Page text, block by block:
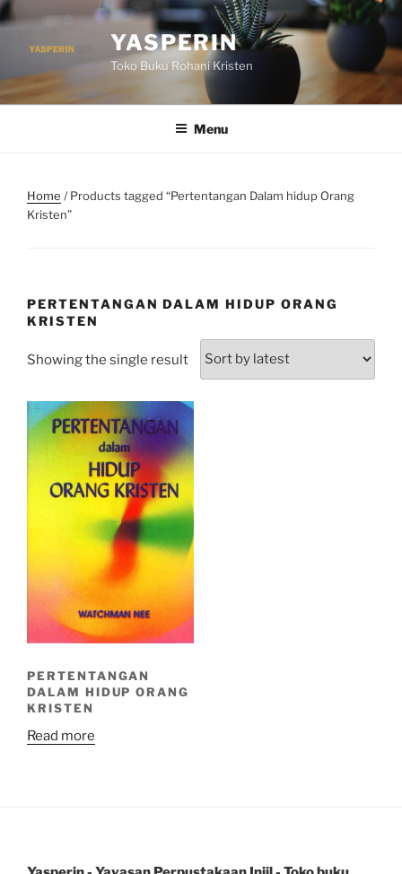
Skip
to
content
YASPERIN
Toko Buku Rohani Kristen
Menu
Home / Products tagged “Pertentangan Dalam hidup Orang
Kristen”
PERTENTANGAN DALAM HIDUP ORANG
KRISTEN
Showing the single result
PERTENTANGAN
DALAM HIDUP ORANG
KRISTEN
Read more